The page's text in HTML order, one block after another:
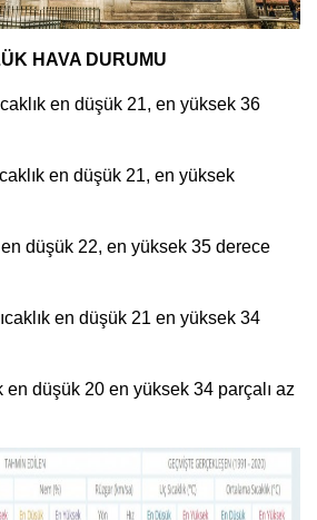
HAVA DURUMU
en düşük 21, en yüksek 36
en düşük 21, en yüksek
düşük 22, en yüksek 35 derece
en düşük 21 en yüksek 34
en düşük 20 en yüksek 34 parçalı az